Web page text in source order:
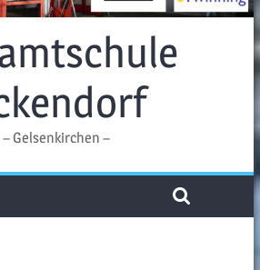
– Gelsenkirchen –